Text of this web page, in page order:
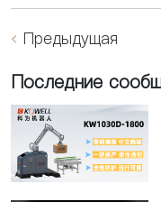
Предыдущая
Последние